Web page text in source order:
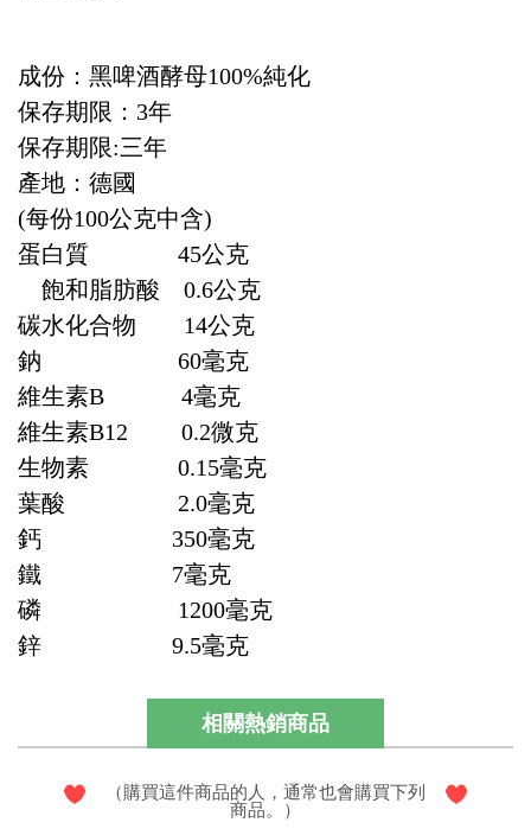
成份：黑啤酒酵母100%純化
保存期限：3年
保存期限:三年
產地：德國
(每份100公克中含)
蛋白質 45公克
飽和脂肪酸 0.6公克
碳水化合物 14公克
鈉 60毫克
維生素B 4毫克
維生素B12 0.2微克
生物素 0.15毫克
葉酸 2.0毫克
鈣 350毫克
鐵 7毫克
磷 1200毫克
鋅 9.5毫克
相關熱銷商品
（購買這件商品的人，通常也會購買下列
商品。）